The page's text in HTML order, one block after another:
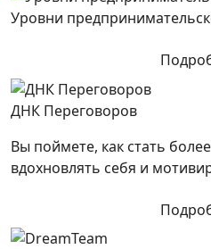
Уровни
ДНК Переговоров
Вы поймете, как стать
вдохновлять себя и